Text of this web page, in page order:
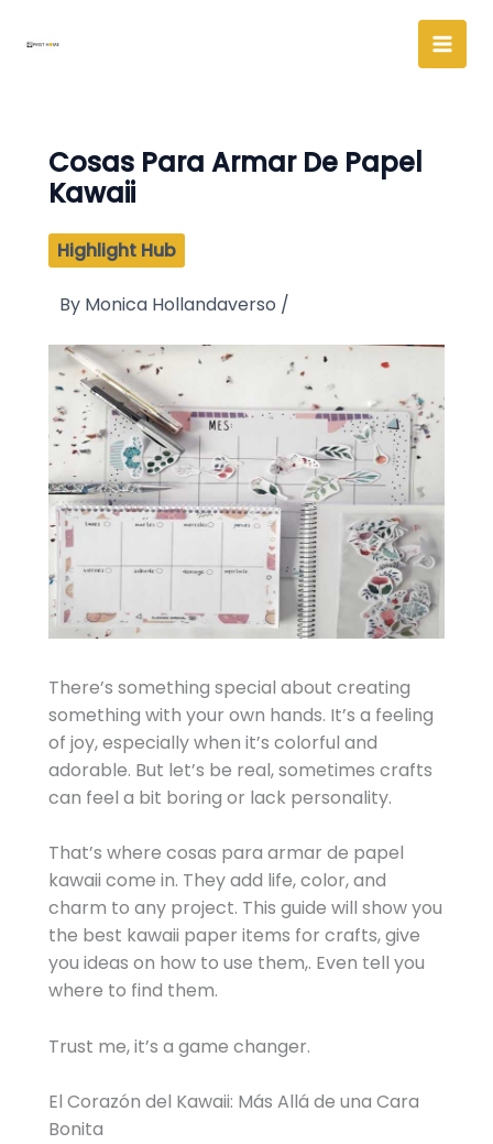
Cosas Para Armar De Papel
Kawaii
Highlight Hub
By Monica Hollandaverso /
There’s something special about creating
something with your own hands. It’s a feeling
of joy, especially when it’s colorful and
adorable. But let’s be real, sometimes crafts
can feel a bit boring or lack personality.
That’s where cosas para armar de papel
kawaii come in. They add life, color, and
charm to any project. This guide will show you
the best kawaii paper items for crafts, give
you ideas on how to use them,. Even tell you
where to find them.
Trust me, it’s a game changer.
El Corazón del Kawaii: Más Allá de una Cara
Bonita